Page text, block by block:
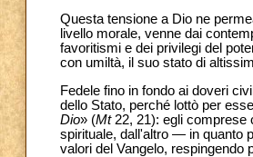
Questa tensione a Dio ne
livello morale, venne dai
favoritismi e dei privilegi del
con umiltà, il suo stato di
Fedele fino in fondo ai doveri
dello Stato, perché lottò per
Dio» (Mt22, 21): egli comprese
spirituale, dall'altro — in quanto
valori del Vangelo, respingendo